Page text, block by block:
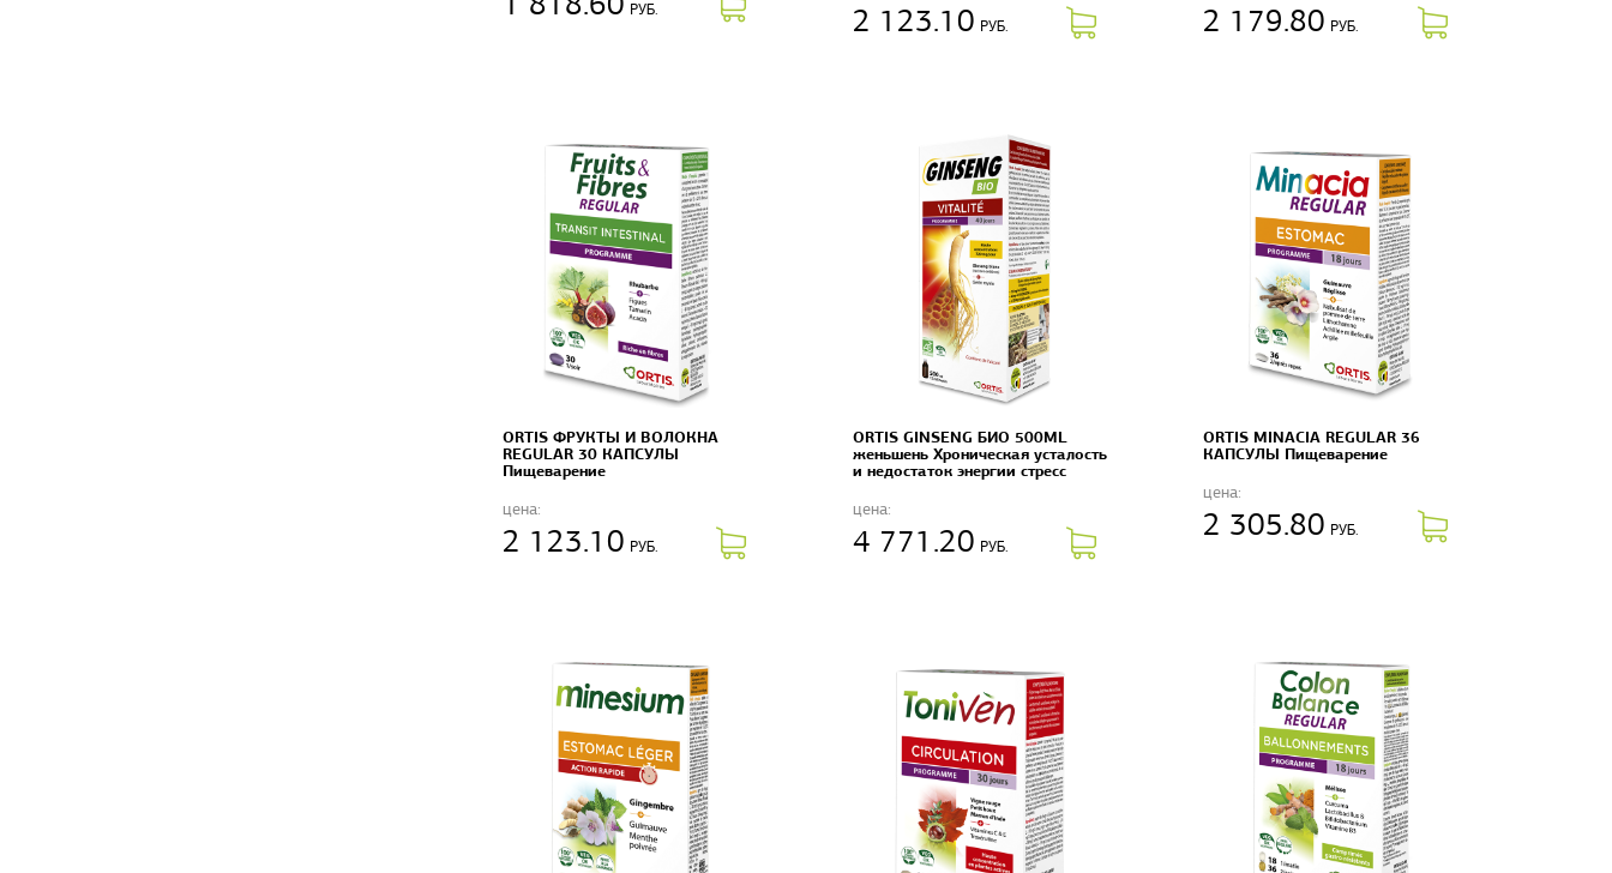
1 818.60 РУБ. 2 123.10 РУБ. 2 179.80 РУБ.
ORTIS ФРУКТЫ И ВОЛОКНА
REGULAR 30 КАПСУЛЫ
Пищеварение
цена:
2 123.10 РУБ.
ORTIS GINSENG БИО 500ML
женьшень Хроническая усталость
и недостаток энергии стресс
цена:
4 771.20 РУБ.
ORTIS MINACIA REGULAR 36
КАПСУЛЫ Пищеварение
цена:
2 305.80 РУБ.